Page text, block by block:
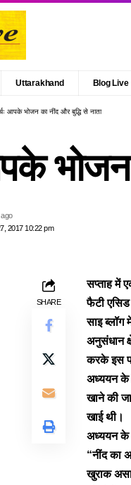
Uttarakhand Blog Live
आपके भोजन का नींद और बुद्धि से नाता
2017 10:22 pm
SHARE
सप्ताह में
फैटी
साइ
अनुसंधान
करके इस
अध्ययन के
खाने की
खाई थी।
अध्ययन के
“नींद का
खुराक